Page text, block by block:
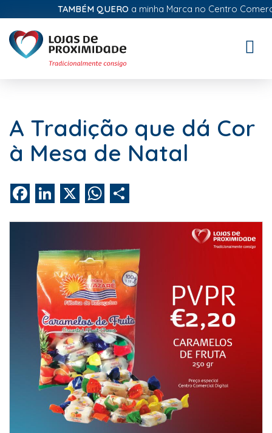
TAMBÉM QUEROa minha Marca no Centro
A Tradição que dá Cor
à Mesa de Natal
FacebookLinkedIn WhatsApp